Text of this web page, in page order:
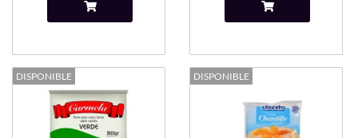
DISPONIBLE DISPONIBLE